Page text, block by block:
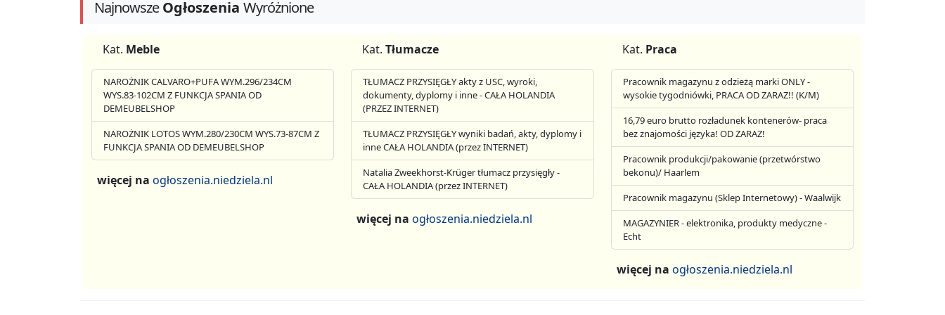
NajnowszeOgłoszenia Wyróżnione
Kat. Meble
NAROŻNIK CALVARO+PUFA WYM.296/234CM
WYS.83-102CM Z FUNKCJA SPANIA OD
DEMEUBELSHOP
NAROŻNIK LOTOS WYM.280/230CM WYS.73-87CM Z
FUNKCJA SPANIA OD DEMEUBELSHOP
więcej na ogłoszenia.niedziela.nl
Kat. Tłumacze
TŁUMACZ PRZYSIĘGŁY akty z USC, wyroki,
dokumenty, dyplomy i inne - CAŁA HOLANDIA
(PRZEZ INTERNET)
TŁUMACZ PRZYSIĘGŁY wyniki badań, akty, dyplomy i
inne CAŁA HOLANDIA (przez INTERNET)
Natalia Zweekhorst-Krüger tłumacz przysięgły -
CAŁA HOLANDIA (przez INTERNET)
więcej naogłoszenia.niedziela.nl
Kat. Praca
Pracownik magazynu z odzieżą marki ONLY -
wysokie tygodniówki, PRACA OD ZARAZ!! (K/M)
16,79 euro brutto rozładunek kontenerów- praca
bez znajomości języka! OD ZARAZ!
Pracownik produkcji/pakowanie (przetwórstwo
bekonu)/ Haarlem
Pracownik magazynu (Sklep Internetowy) - Waalwijk
MAGAZYNIER - elektronika, produkty medyczne -
Echt
więcej na ogłoszenia.niedziela.nl